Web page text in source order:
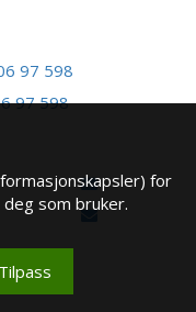
97 598
97 598
for
som bruker.
Tilpass